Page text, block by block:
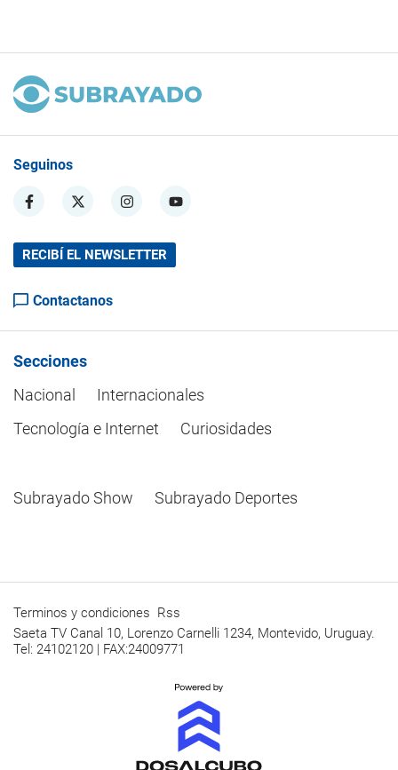
Seguinos
RECIBÍ EL NEWSLETTER
Contactanos
Secciones
Nacional
Internacionales
Tecnología e Internet
Curiosidades
Subrayado Show Subrayado Deportes
Terminos y condiciones Rss
Saeta TV Canal 10, Lorenzo Carnelli 1234, Montevido, Uruguay.
Tel: 24102120 | FAX:24009771